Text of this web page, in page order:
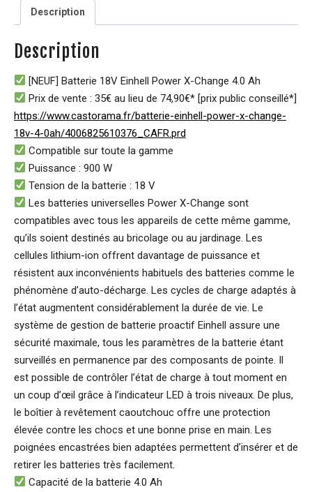
Description
Description
[NEUF] Batterie 18V Einhell Power X-Change 4.0 Ah
Prix de vente : 35€ au lieu de 74,90€* [prix public conseillé*]
https://www.castorama.fr/batterie-einhell-power-x-change-
18v-4-0ah/4006825610376_CAFR.prd
Compatible sur toute la gamme
Puissance : 900 W
Tension de la batterie : 18 V
Les batteries universelles Power X-Change sont
compatibles avec tous les appareils de cette même gamme,
qu’ils soient destinés au bricolage ou au jardinage. Les
cellules lithium-ion offrent davantage de puissance et
résistent aux inconvénients habituels des batteries comme le
phénomène d’auto-décharge. Les cycles de charge adaptés à
l’état augmentent considérablement la durée de vie. Le
système de gestion de batterie proactif Einhell assure une
sécurité maximale, tous les paramètres de la batterie étant
surveillés en permanence par des composants de pointe. Il
est possible de contrôler l’état de charge à tout moment en
un coup d’œil grâce à l’indicateur LED à trois niveaux. De plus,
le boîtier à revêtement caoutchouc offre une protection
élevée contre les chocs et une bonne prise en main. Les
poignées encastrées bien adaptées permettent d’insérer et de
retirer les batteries très facilement.
Capacité de la batterie 4.0 Ah